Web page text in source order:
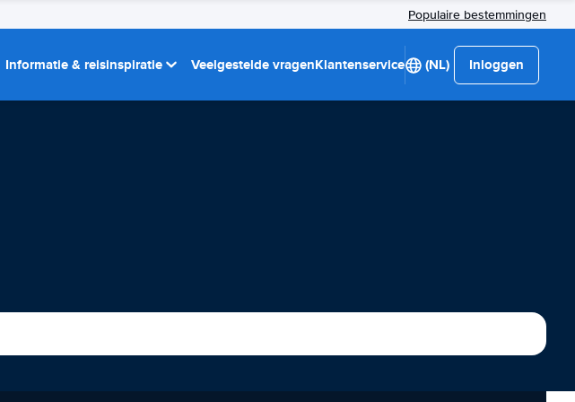
Populaire bestemmingen
Informatie & reisinspiratie Veelgestelde vragenKlantenservice (NL) Inloggen